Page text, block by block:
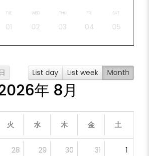
TUE
01
WED
02
THU
03
FRI
04
SAT
05
List day List week Month
年 8月
火 水 木 金 土
28 29 30 31 1